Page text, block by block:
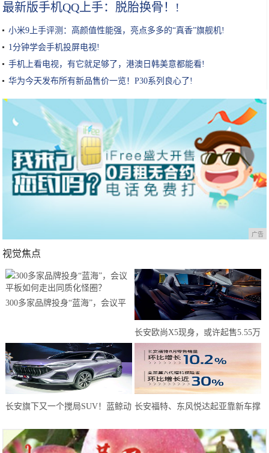
最新版手机QQ上手：脱胎换骨！!
小米9上手评测：高颜值性能强，亮点多多的“真香”旗舰机!
1分钟学会手机投屏电视!
手机上看电视，有它就足够了，港澳日韩美意都能看!
华为今天发布所有新品售价一览！P30系列良心了!
广告
视觉焦点
300多家品牌投身“蓝海”，会议平
长安欧尚X5现身，或许起售5.55万
元？年轻人有了新选择
长安旗下又一个搅局SUV！蓝鲸动 长安福特、东风悦达起亚靠新车撑